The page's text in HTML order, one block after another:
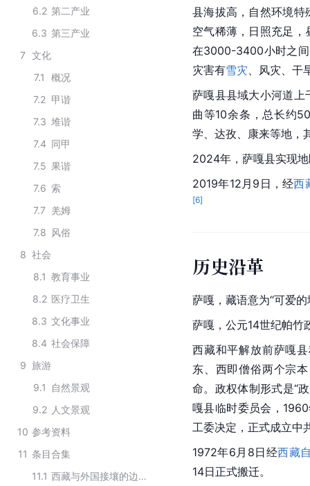
6.2 第二产业
6.3 第三产业
7 文化
7.1
概况
7.2 甲谐
7.3 堆谐
7.4 同甲
7.5 果谐
7.6 索
7.7 羌姆
7.8 风俗
8 社会
8.1 教育事业
8.2 医疗卫生
8.3 文化事业
8.4 社会保障
9 旅游
9.1
自然景观
9.2 人文景观
10 参考资料
11 条目合集
11.1
西藏与外国接壤的边境县
县海拔高，自然环境特
空气稀薄，日照充足
在3000-3400小时之
灾害有雪灾 、风灾、干
萨嘎县县域大小河道
曲等10余条，总长约
学、达孜、康来等地，
2024年，萨嘎县实现
2019年12月9日，经西
[6]
历史沿革
萨嘎， 藏语意为“可爱的
萨嘎，公元14世纪帕竹
西藏和平解放前萨嘎
东、西即僧俗两个宗本
命。政权体制形式是“
嘎县临时委员会，
工委决定，正式成立中
1972年6月8日经西藏
14日正式搬迁。